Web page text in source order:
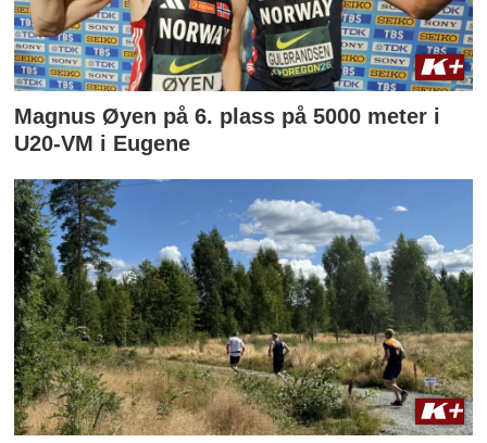
Magnus Øyen på 6. plass på 5000 meter i
U20-VM i Eugene